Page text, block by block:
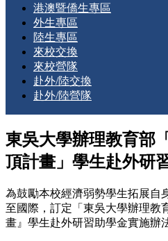
港澳暨僑生專區
外生專區
陸生專區
來校交換
來校營隊
赴外/陸交換
赴外/陸營隊
東吳大學辦理教育部
頂計畫」學生赴外研
為鼓勵本校經濟弱勢學生拓展自
至國際，訂定「東吳大學辦理教
畫』學生赴外研習助學金實施辦